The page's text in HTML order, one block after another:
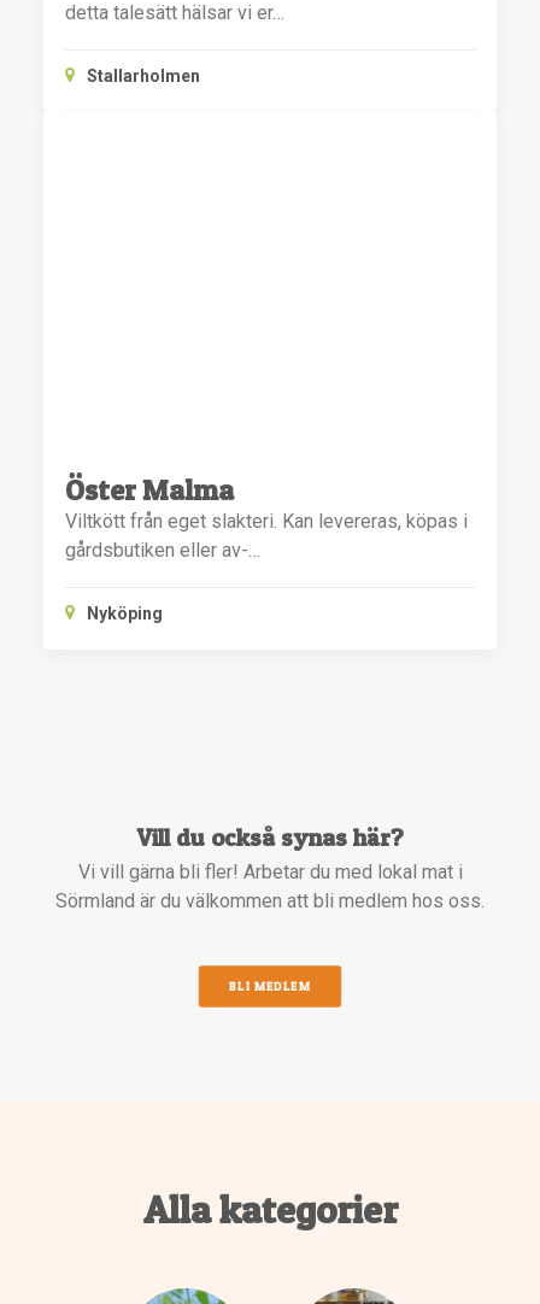
detta talesätt hälsar vi er…
Stallarholmen
Öster Malma
Viltkött från eget slakteri. Kan levereras, köpas i
gårdsbutiken eller av-…
Nyköping
Vill du också synas här?
Vi vill gärna bli fler! Arbetar du med lokal mat i
Sörmland är du välkommen att bli medlem hos oss.
BLI MEDLEM
Alla kategorier